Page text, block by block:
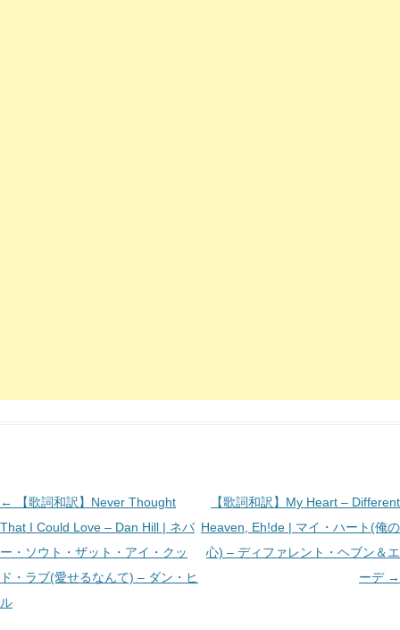
投
稿
ナ
ビ
ゲ
←
【歌詞和訳】Never Thought
That I Could Love – Dan Hill | ネバ
ー・ソウト・ザット・アイ・クッ
ド・ラブ(愛せるなんて) – ダン・ヒ
ル
【歌詞和訳】My Heart – Different
Heaven, Eh!de | マイ・ハート(俺の
心) – ディファレント・ヘブン＆エ
ーデ →